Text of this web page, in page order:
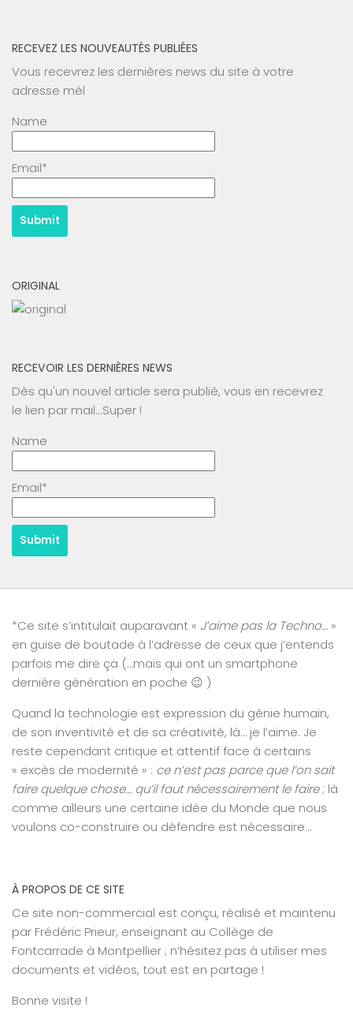
RECEVEZ LES NOUVEAUTÉS PUBLIÉES
Vous recevrez les dernières news du site à votre
adresse mèl
Name
Email*
ORIGINAL
RECEVOIR LES DERNIÈRES NEWS
Dès qu'un nouvel article sera publié, vous en recevrez
le lien par mail...Super !
Name
Email*
*Ce site s’intitulait auparavant « J’aime pas la Techno… »
en guise de boutade à l’adresse de ceux que j’entends
parfois me dire ça (…mais qui ont un smartphone
dernière génération en poche 😉 )
Quand la technologie est expression du génie humain,
de son inventivité et de sa créativité, là… je l’aime. Je
reste cependant critique et attentif face à certains
« excès de modernité » : ce n’est pas parce que l’on sait
faire quelque chose… qu’il faut nécessairement le faire; là
comme ailleurs une certaine idée du Monde que nous
voulons co-construire ou défendre est nécessaire…
À PROPOS DE CE SITE
Ce site non-commercial est conçu, réalisé et maintenu
par Frédéric Prieur, enseignant au Collège de
Fontcarrade à Montpellier ; n’hésitez pas à utiliser mes
documents et vidéos, tout est en partage !
Bonne visite !